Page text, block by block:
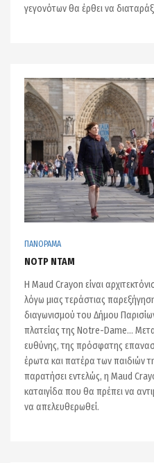
γεγονότων θα έρθει να
ΠΑΝΟΡΑΜΑ
ΝΟΤΡ ΝΤΑΜ
Η Maud Crayon είναι
λόγω μιας τεράστιας
διαγωνισμού του Δήμου
πλατείας της Notre-Dame...
ευθύνης, της πρόσφατης
έρωτα και πατέρα των παιδιών
παρατήσει εντελώς, η Maud
καταιγίδα που θα πρέπει να
να απελευθερωθεί.